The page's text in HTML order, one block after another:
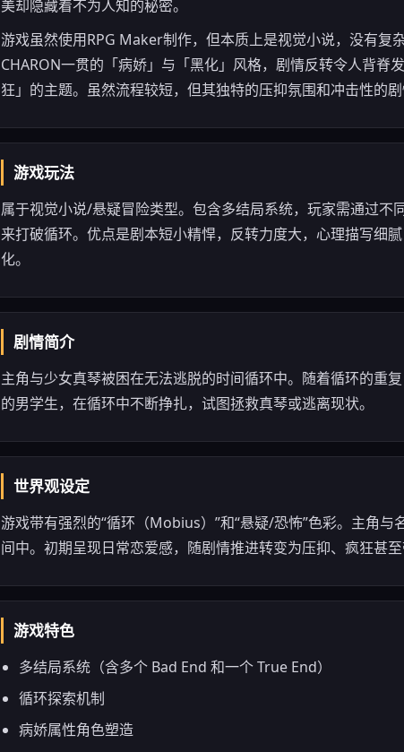
美却隐藏着不为人知的秘密。
游戏虽然使用RPG Maker制作，但本质上是视觉小说，没有复
CHARON一贯的「病娇」与「黑化」风格，剧情反转令人背
狂」的主题。虽然流程较短，但其独特的压抑氛围和冲击性的
游戏玩法
属于视觉小说/悬疑冒险类型。包含多结局系统，玩家需通过不
来打破循环。优点是剧本短小精悍，反转力度大，心理描写细
化。
剧情简介
主角与少女真琴被困在无法逃脱的时间循环中。随着循环的重
的男学生，在循环中不断挣扎，试图拯救真琴或逃离现状。
世界观设定
游戏带有强烈的“循环（Mobius）”和“悬疑/恐怖”色彩。主角
间中。初期呈现日常恋爱感，随剧情推进转变为压抑、疯狂甚
游戏特色
多结局系统（含多个 Bad End 和一个 True End）
循环探索机制
病娇属性角色塑造